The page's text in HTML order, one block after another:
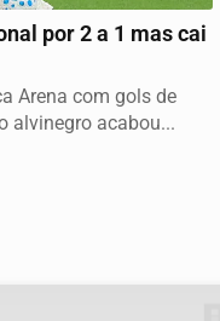
por 2 a 1 mas cai
Arena com gols de
alvinegro acabou...